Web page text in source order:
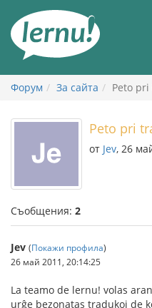
съдържанието
Форум За сайта Peto
Peto pri
от Jev, 26
Съобщения: 2
Jev (Покажи профила)
26 май 2011, 20:14:25
La teamo de lernu! volas
urĝe bezonatas tradukoj de